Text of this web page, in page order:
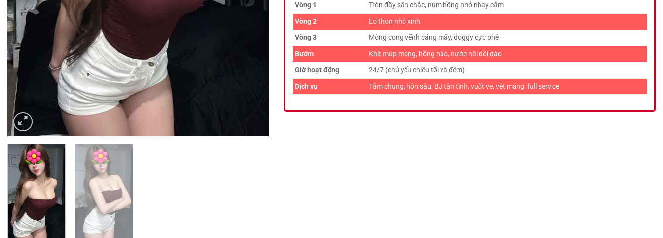
Vòng 1
Tròn đầy săn chắc, núm hồng nhỏ nhạy cảm
Vòng 2
Eo thon nhỏ xinh
Vòng 3
Mông cong vểnh căng mẩy, doggy cực phê
Bướm
Khít múp mọng, hồng hào, nước nôi dồi dào
Giờ hoạt động
24/7 (chủ yếu chiều tối và đêm)
Dịch vụ
Tắm chung, hôn sâu, BJ tận tình, vuốt ve, vét máng, full service